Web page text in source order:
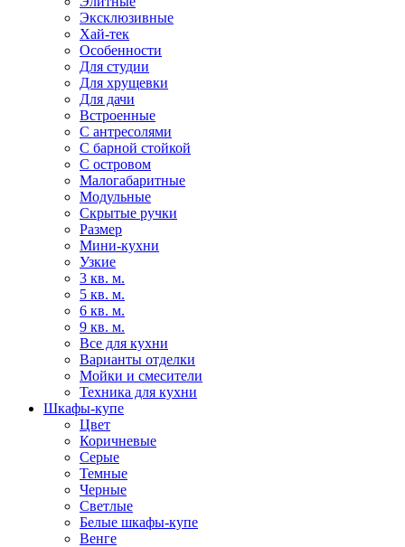
Эксклюзивные
Хай-тек
Особенности
Для студии
Для хрущевки
Для дачи
Встроенные
С антресолями
С барной стойкой
С островом
Малогабаритные
Модульные
Скрытые ручки
Размер
Мини-кухни
Узкие
3 кв. м.
5 кв. м.
6 кв. м.
9 кв. м.
Все для кухни
Варианты отделки
Мойки и смесители
Техника для кухни
Шкафы-купе
Цвет
Коричневые
Серые
Темные
Черные
Светлые
Белые шкафы-купе
Венге